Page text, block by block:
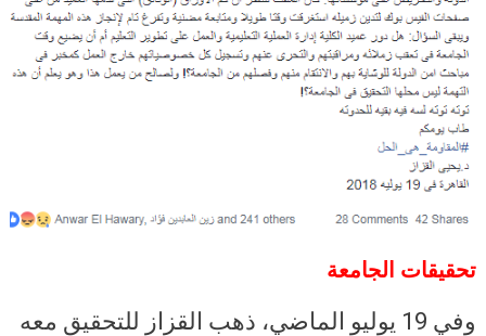
تحقيقات الجامعة
وفي 19 يوليو الماضي، ذهب القزاز للتحقيق معه